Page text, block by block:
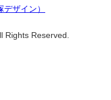
ザイン）
Rights Reserved.